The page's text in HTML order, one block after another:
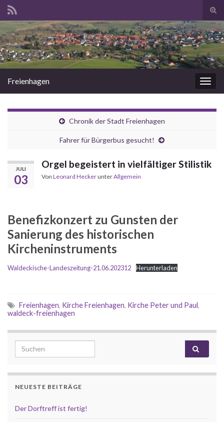
Search for:
Freienhagen
Chronik der Stadt Freienhagen
Fahrer für Bürgerbus gesucht!
JULI
03
Orgel begeistert in vielfältiger Stilistik
Von Leonard HeckerunterAllgemein
Benefizkonzert zu Gunsten der
Sanierung des historischen
Kircheninstruments
Waldeckische-Landeszeitung-21.06.202312 Herunterladen
Freienhagen, Kirche Freienhagen, Kirche Peter und Paul,
waldeck-freienhagen
Search for:
NEUESTE BEITRÄGE
Der Dorftreff ist fertig!